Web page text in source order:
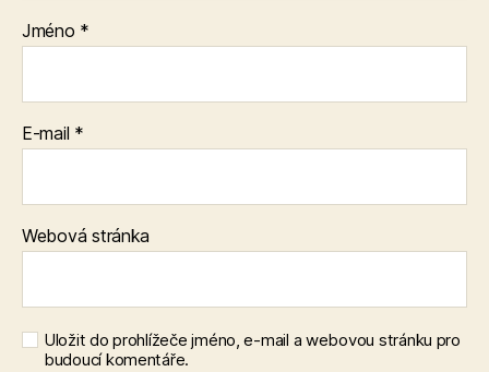
Jméno *
E-mail *
Webová stránka
Uložit do prohlížeče jméno, e-mail a webovou stránku pro
budoucí komentáře.